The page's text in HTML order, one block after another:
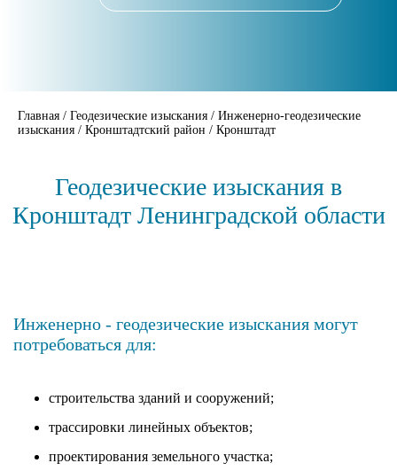
Главная / Геодезические изыскания / Инженерно-геодезические
изыскания / Кронштадтский район / Кронштадт
Геодезические изыскания в
Кронштадт Ленинградской области
Инженерно - геодезические изыскания могут
потребоваться для:
строительства зданий и сооружений;
трассировки линейных объектов;
проектирования земельного участка;